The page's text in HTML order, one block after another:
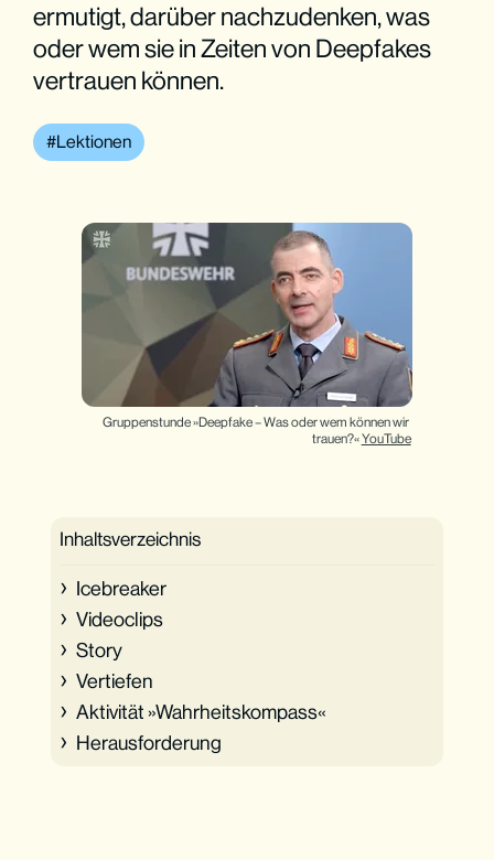
ermutigt, darüber nachzudenken, was
oder wem sie in Zeiten von Deepfakes
vertrauen können.
Lektionen
Gruppenstunde »Deepfake – Was oder wem können wir
trauen?« YouTube
Inhaltsverzeichnis
Icebreaker
Videoclips
Story
Vertiefen
Aktivität »Wahrheitskompass«
Herausforderung